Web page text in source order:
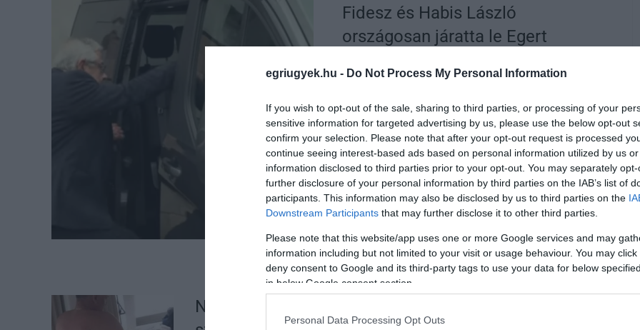
egriugyek.hu - Do Not Process My Personal Information
If you wish to opt-out of the sale, sharing to third parties, or processing of your
sensitive information for targeted advertising by us, please use the below opt-out
confirm your selection. Please note that after your opt-out request is processed
continue seeing interest-based ads based on personal information utilized by us
information disclosed to third parties prior to your opt-out. You may separately
further disclosure of your personal information by third parties on the IAB’s list of
participants. This information may also be disclosed by us to third parties on the
Downstream Participants that may further disclose it to other third parties.
Please note that this website/app uses one or more Google services and may
information including but not limited to your visit or usage behaviour. You may
deny consent to Google and its third-party tags to use your data for below
in below Google consent section.
Personal Data Processing Opt Outs
Fidesz és Habis László
országosan járatta le Egert
Kemény hete volt ez az egri Fidesznek, a
hazugságkampányokkal dübörgő propagandájukat
megakasztotta egy újabb botrány, amely országos
visszhangot kapott. Szinte minden, a Fidesztől
független médium beszámolt arról a döbbenetes
hangfelvételről, amelyet portálunk hozott
nyilvánosságra. A kiszivárgott hanganyag szerint
Oroján Sándor egri ...
TOVÁBB...
Naná, hogy pörög a fideszes polgármester